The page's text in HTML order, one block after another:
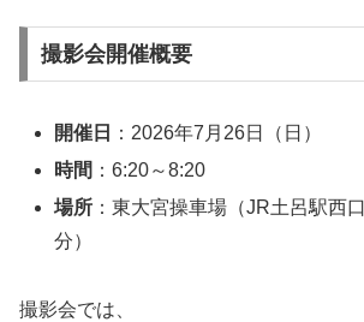
撮影会開催概要
開催日
：2026年7月26日（日）
時間 ：6:20～8:20
場所 ：東大宮操車場（JR土呂駅西
分）
撮影会では、